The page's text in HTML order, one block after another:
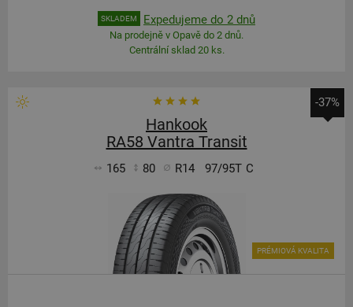
SKLADEM Expedujeme do 2 dnů
Na prodejně v Opavě do 2 dnů.
Centrální sklad 20 ks.
-37%
Hankook
RA58 Vantra Transit
165 80 R14 97/95T C
PRÉMIOVÁ KVALITA